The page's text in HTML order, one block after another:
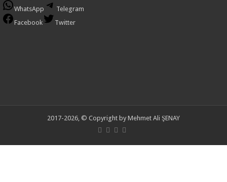
WhatsApp
Telegram
Facebook
Twitter
2017-2026, © Copyright by Mehmet Ali ŞENAY